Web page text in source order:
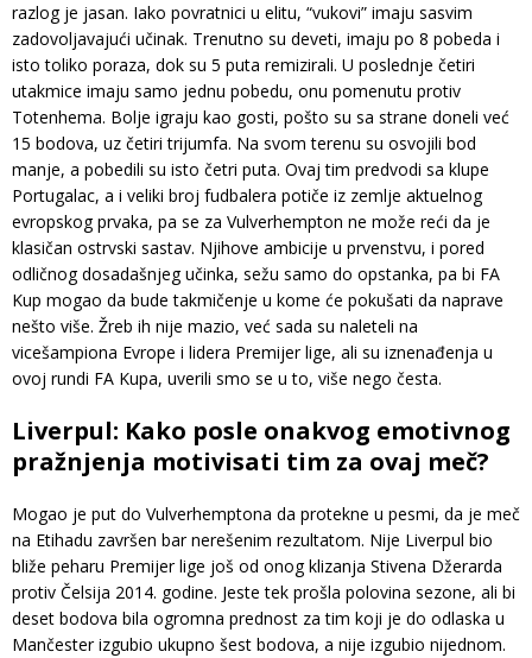
razlog je jasan. Iako povratnici u elitu, “vukovi” imaju sasvim
zadovoljavajući učinak. Trenutno su deveti, imaju po 8 pobeda i
isto toliko poraza, dok su 5 puta remizirali. U poslednje četiri
utakmice imaju samo jednu pobedu, onu pomenutu protiv
Totenhema. Bolje igraju kao gosti, pošto su sa strane doneli već
15 bodova, uz četiri trijumfa. Na svom terenu su osvojili bod
manje, a pobedili su isto četri puta. Ovaj tim predvodi sa klupe
Portugalac, a i veliki broj fudbalera potiče iz zemlje aktuelnog
evropskog prvaka, pa se za Vulverhempton ne može reći da je
klasičan ostrvski sastav. Njihove ambicije u prvenstvu, i pored
odličnog dosadašnjeg učinka, sežu samo do opstanka, pa bi FA
Kup mogao da bude takmičenje u kome će pokušati da naprave
nešto više. Žreb ih nije mazio, već sada su naleteli na
vicešampiona Evrope i lidera Premijer lige, ali su iznenađenja u
ovoj rundi FA Kupa, uverili smo se u to, više nego česta.
Liverpul: Kako posle onakvog emotivnog
pražnjenja motivisati tim za ovaj meč?
Mogao je put do Vulverhemptona da protekne u pesmi, da je meč
na Etihadu završen bar nerešenim rezultatom. Nije Liverpul bio
bliže peharu Premijer lige još od onog klizanja Stivena Džerarda
protiv Čelsija 2014. godine. Jeste tek prošla polovina sezone, ali bi
deset bodova bila ogromna prednost za tim koji je do odlaska u
Mančester izgubio ukupno šest bodova, a nije izgubio nijednom.